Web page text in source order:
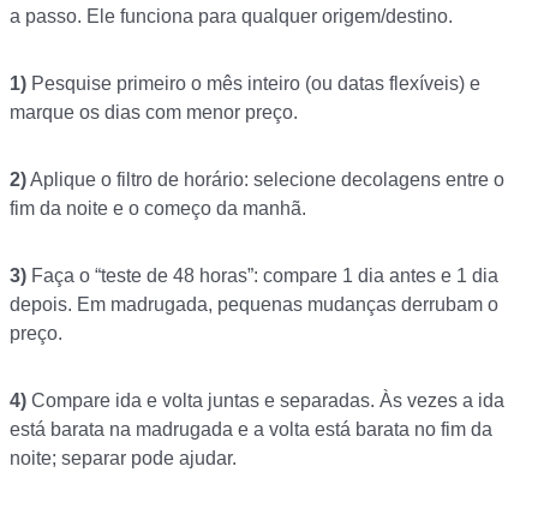
a passo. Ele funciona para qualquer origem/destino.
1) Pesquise primeiro o mês inteiro (ou datas flexíveis) e
marque os dias com menor preço.
2)Aplique o filtro de horário: selecione decolagens entre o
fim da noite e o começo da manhã.
3) Faça o “teste de 48 horas”: compare 1 dia antes e 1 dia
depois. Em madrugada, pequenas mudanças derrubam o
preço.
4) Compare ida e volta juntas e separadas. Às vezes a ida
está barata na madrugada e a volta está barata no fim da
noite; separar pode ajudar.